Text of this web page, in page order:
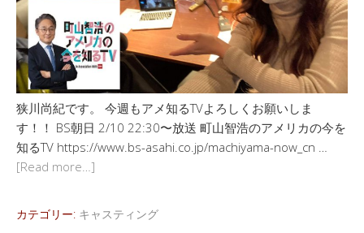
狭川尚紀です。 今週もアメ知るTVよろしくお願いしま
す！！ BS朝日 2/10 22:30〜放送 町山智浩のアメリカの今を
知るTV https://www.bs-asahi.co.jp/machiyama-now_cn …
[Read more…]
カテゴリー: キャスティング